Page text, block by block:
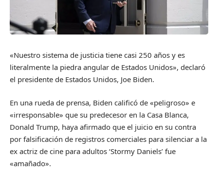
«Nuestro sistema de justicia tiene casi 250 años y es
literalmente la piedra angular de Estados Unidos», declaró
el presidente de Estados Unidos, Joe Biden.
En una rueda de prensa, Biden calificó de «peligroso» e
«irresponsable» que su predecesor en la Casa Blanca,
Donald Trump, haya afirmado que el juicio en su contra
por falsificación de registros comerciales para silenciar a la
ex actriz de cine para adultos ‘Stormy Daniels’ fue
«amañado».